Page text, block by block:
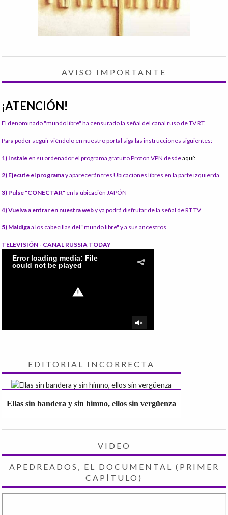
AVISO IMPORTANTE
¡ATENCIÓN!
El denominado "mundo libre" ha censurado la señal del canal ruso de TV RT.
Para poder seguir viéndolo en nuestro portal siga las instrucciones siguientes:
1) Instale en su ordenador el programa gratuito Proton VPN desdeaquí:
2) Ejecute el programay aparecerán tres Ubicaciones libres en la parte izquierda
3) Pulse "CONECTAR" en la ubicación JAPÓN
4) Vuelva a entrar en nuestra weby ya podrá disfrutar de la señal de RT TV
5) Maldigaa los cabecillas del "mundo libre" y a sus ancestros
TELEVISIÓN - CANAL RUSSIA TODAY
EDITORIAL INCORRECTA
Ellas sin bandera y sin himno, ellos sin vergüenza
VIDEO
APEDREADOS, EL DOCUMENTAL (PRIMER
CAPÍTULO)